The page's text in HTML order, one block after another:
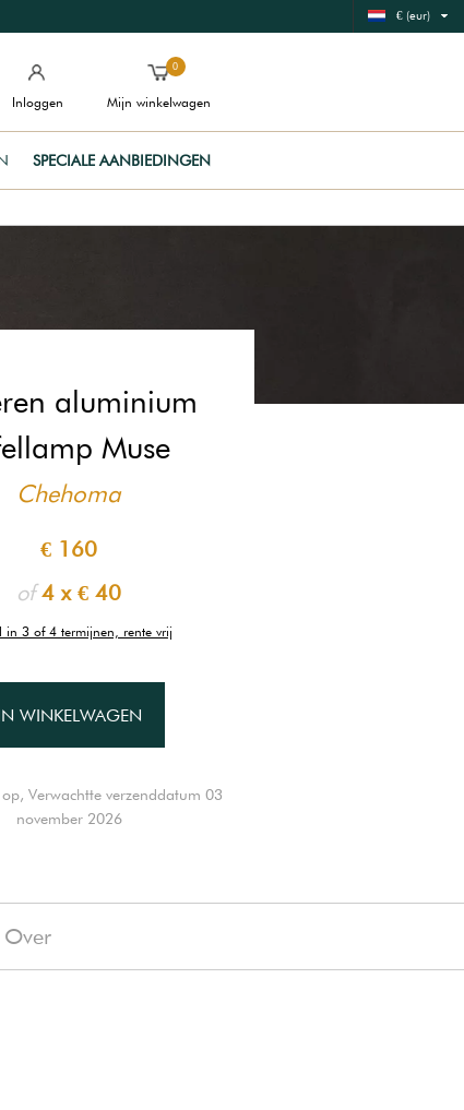
€ (eur)
Inloggen
0
Mijn winkelwagen
SPECIALE AANBIEDINGEN
aluminium
Muse
Chehoma
€ 160
of4 x € 40
in 3 of 4 termijnen, rente vrij
WINKELWAGEN
Verwachtte verzenddatum 03
november 2026
Over